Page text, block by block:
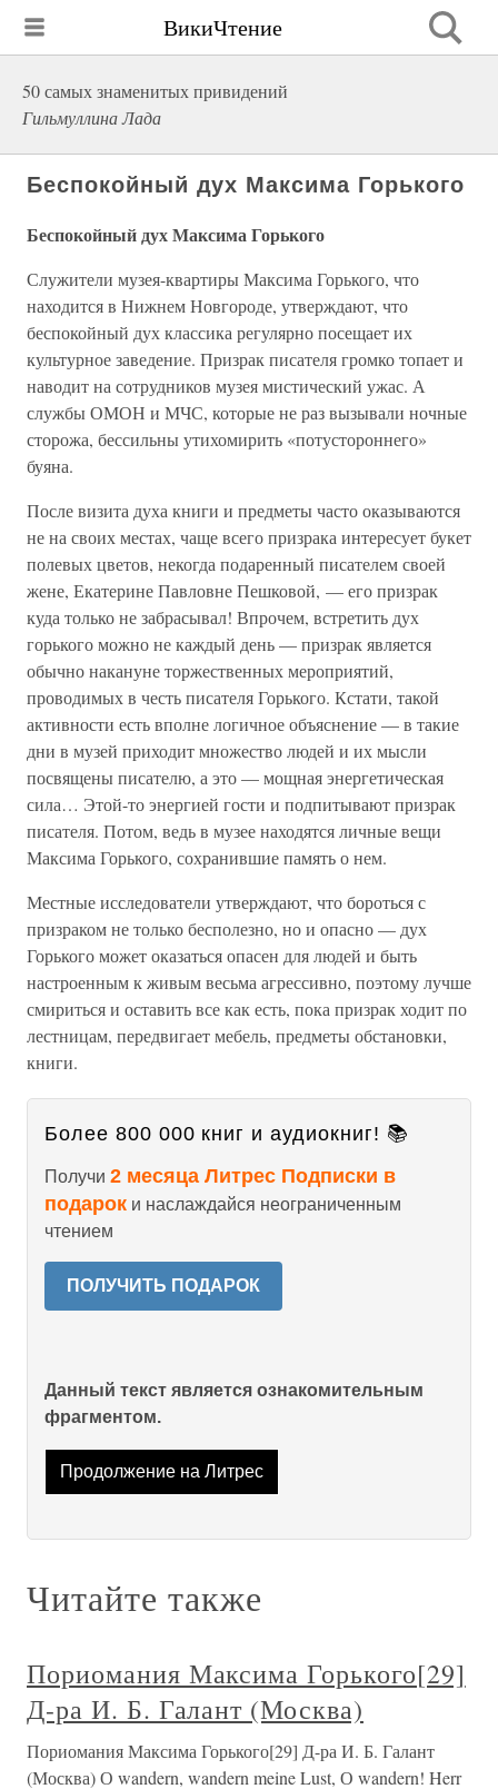
ВикиЧтение
50 самых знаменитых привидений
Гильмуллина Лада
Беспокойный дух Максима Горького
Беспокойный дух Максима Горького
Служители музея-квартиры Максима Горького, что
находится в Нижнем Новгороде, утверждают, что
беспокойный дух классика регулярно посещает их
культурное заведение. Призрак писателя громко топает и
наводит на сотрудников музея мистический ужас. А
службы ОМОН и МЧС, которые не раз вызывали ночные
сторожа, бессильны утихомирить «потустороннего»
буяна.
После визита духа книги и предметы часто оказываются
не на своих местах, чаще всего призрака интересует букет
полевых цветов, некогда подаренный писателем своей
жене, Екатерине Павловне Пешковой, — его призрак
куда только не забрасывал! Впрочем, встретить дух
горького можно не каждый день — призрак является
обычно накануне торжественных мероприятий,
проводимых в честь писателя Горького. Кстати, такой
активности есть вполне логичное объяснение — в такие
дни в музей приходит множество людей и их мысли
посвящены писателю, а это — мощная энергетическая
сила… Этой-то энергией гости и подпитывают призрак
писателя. Потом, ведь в музее находятся личные вещи
Максима Горького, сохранившие память о нем.
Местные исследователи утверждают, что бороться с
призраком не только бесполезно, но и опасно — дух
Горького может оказаться опасен для людей и быть
настроенным к живым весьма агрессивно, поэтому лучше
смириться и оставить все как есть, пока призрак ходит по
лестницам, передвигает мебель, предметы обстановки,
книги.
Более 800 000 книг и аудиокниг! 📚
Получи 2 месяца Литрес Подписки в
подарок и наслаждайся неограниченным
чтением
ПОЛУЧИТЬ ПОДАРОК
Данный текст является ознакомительным
фрагментом.
Продолжение на Литрес
Читайте также
Пориомания Максима Горького[29]
Д-ра И. Б. Галант (Москва)
Пориомания Максима Горького[29] Д-ра И. Б. Галант
(Москва) О wandern, wandern meine Lust, О wandern! Herr